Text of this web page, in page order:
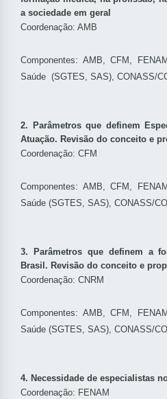
a sociedade em geral
Coordenação: AMB
Componentes: AMB, CFM,
Saúde (SGTES, SAS), CONASS/
2.
Parâmetros que definem
Atuação. Revisão do conceito e
Coordenação: CFM
Componentes: AMB, CFM,
Saúde (SGTES, SAS), CONASS/
3.
Parâmetros que definem a
Brasil. Revisão do conceito e
Coordenação: CNRM
Componentes: AMB, CFM,
Saúde (SGTES, SAS), CONASS/
4. Necessidade de especialistas
Coordenação: FENAM